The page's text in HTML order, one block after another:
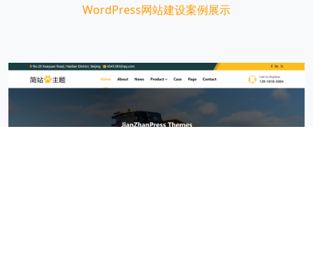
WordPress网站建设案例展示